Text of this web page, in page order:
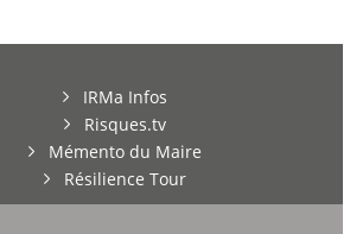
IRMa Infos
Risques.tv
Mémento du Maire
Résilience Tour